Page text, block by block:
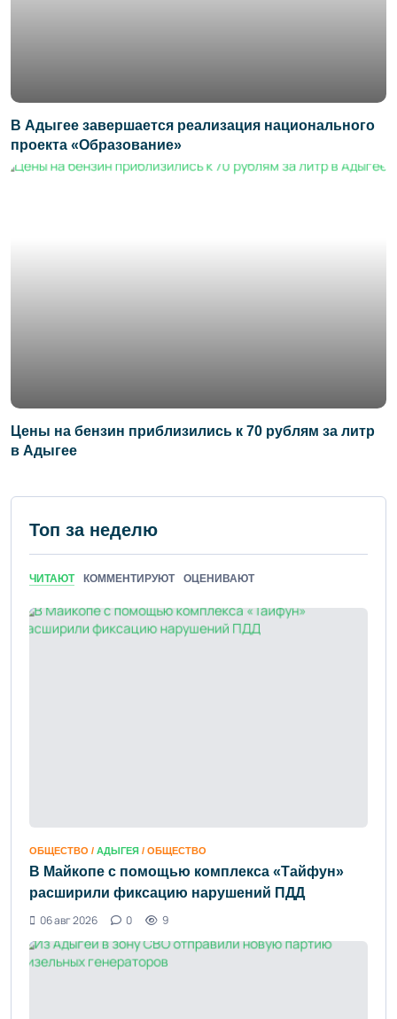
В Адыгее завершается реализация национального
проекта «Образование»
Цены на бензин приблизились к 70 рублям за литр
в Адыгее
Топ за неделю
ЧИТАЮТ КОММЕНТИРУЮТ ОЦЕНИВАЮТ
ОБЩЕСТВО / АДЫГЕЯ / ОБЩЕСТВО
В Майкопе с помощью комплекса «Тайфун»
расширили фиксацию нарушений ПДД
06 авг 2026
0 9